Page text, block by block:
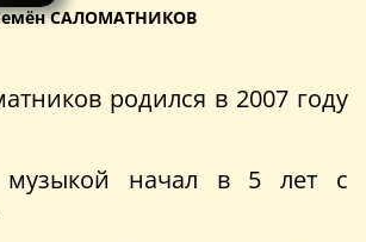
САЛОМАТНИКОВ
родился в 2007 году
музыкой начал в 5 лет с